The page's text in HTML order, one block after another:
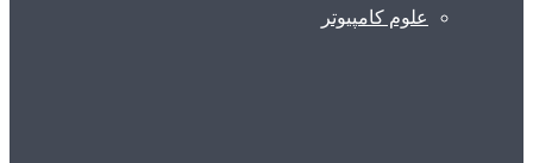
علوم کامپیوتر